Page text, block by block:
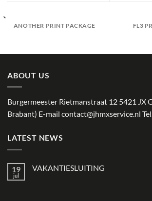
ANOTHER PRINT PACKAGE FL3
ABOUT US
Burgermeester Rietmanstraat 12 5421 JX
Brabant) E-mail contact@jhmxservice.nl
LATEST NEWS
19
jul
VAKANTIESLUITING